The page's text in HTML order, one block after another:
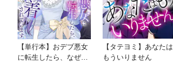
【単行本】おデブ悪女
に転生したら、なぜか
【タテヨミ】あなたは
もういりません